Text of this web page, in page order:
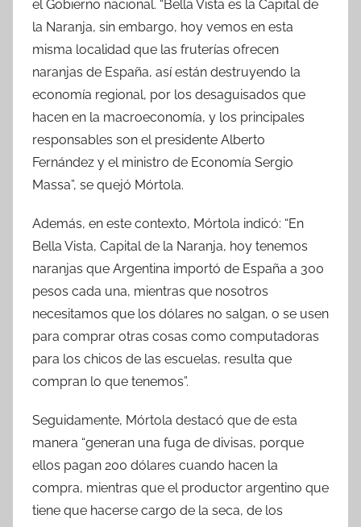
el Gobierno nacional. “Bella Vista es la Capital de
la Naranja, sin embargo, hoy vemos en esta
misma localidad que las fruterías ofrecen
naranjas de España, así están destruyendo la
economía regional, por los desaguisados que
hacen en la macroeconomía, y los principales
responsables son el presidente Alberto
Fernández y el ministro de Economía Sergio
Massa”, se quejó Mórtola.
Además, en este contexto, Mórtola indicó: “En
Bella Vista, Capital de la Naranja, hoy tenemos
naranjas que Argentina importó de España a 300
pesos cada una, mientras que nosotros
necesitamos que los dólares no salgan, o se usen
para comprar otras cosas como computadoras
para los chicos de las escuelas, resulta que
compran lo que tenemos”.
Seguidamente, Mórtola destacó que de esta
manera “generan una fuga de divisas, porque
ellos pagan 200 dólares cuando hacen la
compra, mientras que el productor argentino que
tiene que hacerse cargo de la seca, de los